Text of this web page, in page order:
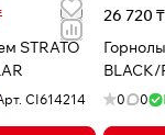
STRATO
CI614214
26 720 ₸
BLACK/
0 0